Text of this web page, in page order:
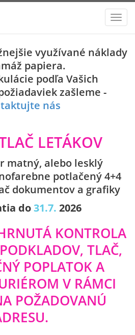
využívané náklady
papiera.
podľa Vašich
zašleme -
nás
LETÁKOV
matný, alebo lesklý
potlačený 4+4
dokumentov a grafiky
do31.7. 2026
KONTROLA
TLAČ,
POPLATOK A
V RÁMCI
POŽADOVANÚ